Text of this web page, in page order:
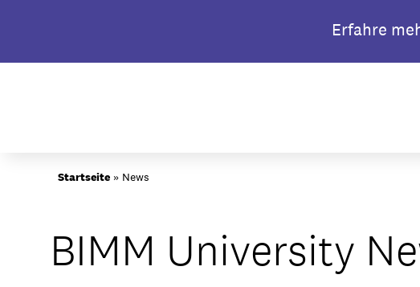
content
Erfahre
Startseite» News
BIMM University